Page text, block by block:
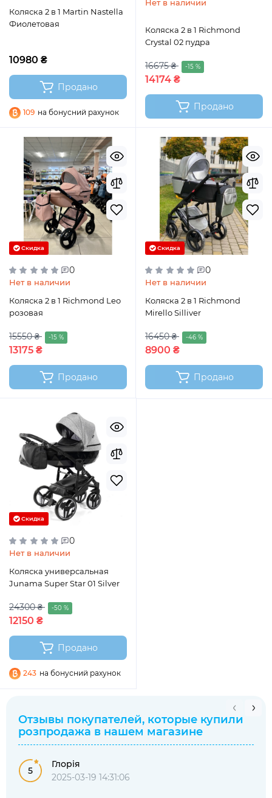
Коляска 2 в 1 Martin Nastella
Фиолетовая
10980 ₴
Продано
109 на бонусний рахунок
Нет в наличии
Коляска 2 в 1 Richmond
Crystal 02 пудра
16675 ₴ -15 %
14174 ₴
Продано
Скидка
0
Нет в наличии
Коляска 2 в 1 Richmond Leo
розовая
15550 ₴ -15 %
13175 ₴
Продано
Скидка
0
Нет в наличии
Коляска 2 в 1 Richmond
Mirello Silliver
16450 ₴ -46 %
8900 ₴
Продано
Скидка
0
Нет в наличии
Коляска универсальная
Junama Super Star 01 Silver
24300 ₴ -50 %
12150 ₴
Продано
243 на бонусний рахунок
Отзывы покупателей, которые купили
розпродажа в нашем магазине
5
Глорія
2025-03-19 14:31:06